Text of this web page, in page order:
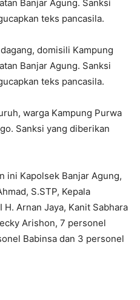
Banjar Agung. Sanksi
teks pancasila.
domisili Kampung
Banjar Agung. Sanksi
teks pancasila.
warga Kampung Purwa
Sanksi yang diberikan
ini Kapolsek Banjar Agung,
S.STP, Kepala
Arnan Jaya, Kanit Sabhara
Arishon, 7 personel
Babinsa dan 3 personel